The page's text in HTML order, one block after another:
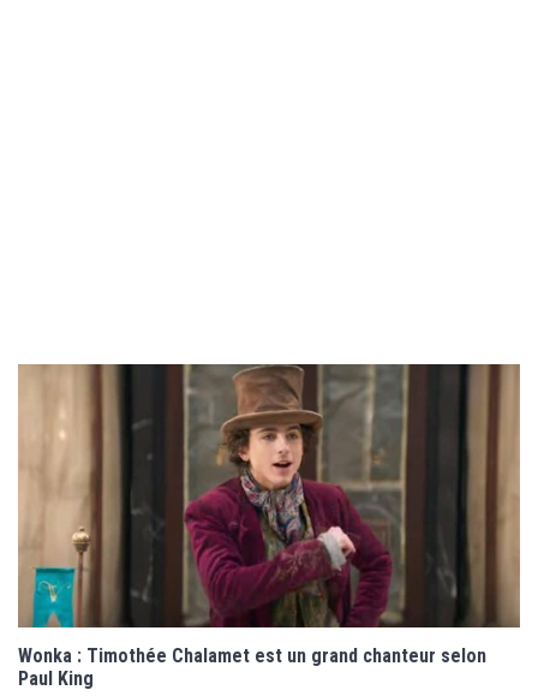
Wonka : Timothée Chalamet est un grand chanteur selon
Paul King